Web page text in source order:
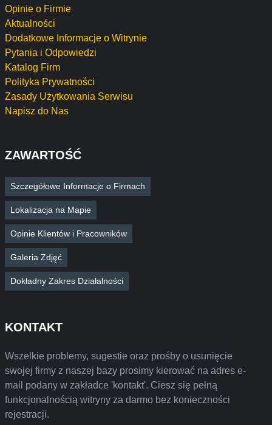
Opinie o Firmie
Aktualności
Dodatkowe Informacje o Witrynie
Pytania i Odpowiedzi
Katalog Firm
Polityka Prywatności
Zasady Użytkowania Serwisu
Napisz do Nas
ZAWARTOŚĆ
Szczegółowe Informacje o Firmach
Lokalizacja na Mapie
Opinie Klientów i Pracowników
Galeria Zdjęć
Dokładny Zakres Działalności
KONTAKT
Wszelkie problemy, sugestie oraz prośby o usunięcie
swojej firmy z naszej bazy prosimy kierować na adres e-
mail podany w zakładce 'kontakt'. Ciesz się pełną
funkcjonalnością witryny za darmo bez konieczności
rejestracji.